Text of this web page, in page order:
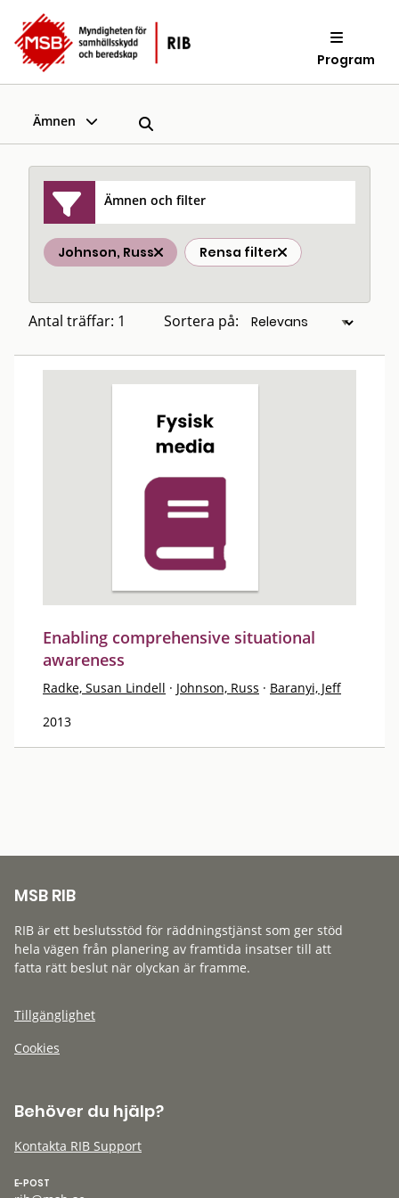
Program
Ämnen
Ämnen och filter
Johnson, Russ Rensa filter
Antal träffar: 1 Sortera på:
Enabling comprehensive situational
awareness
Radke, Susan Lindell · Johnson, Russ · Baranyi, Jeff
2013
MSB RIB
RIB är ett beslutsstöd för räddningstjänst som ger stöd
hela vägen från planering av framtida insatser till att
fatta rätt beslut när olyckan är framme.
Tillgänglighet
Cookies
Behöver du hjälp?
Kontakta RIB Support
E-POST